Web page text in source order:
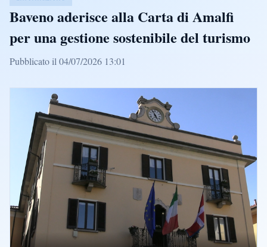
Baveno aderisce alla Carta di Amalfi
per una gestione sostenibile del turismo
Pubblicato il 04/07/2026 13:01